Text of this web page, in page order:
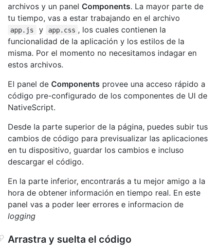
archivos y un panel Components. La mayor parte de
tu tiempo, vas a estar trabajando en el archivo
app.js y app.css , los cuales contienen la
funcionalidad de la aplicación y los estilos de la
misma. Por el momento no necesitamos indagar en
estos archivos.
El panel de Components provee una acceso rápido a
código pre-configurado de los componentes de UI de
NativeScript.
Desde la parte superior de la página, puedes subir tus
cambios de código para previsualizar las aplicaciones
en tu dispositivo, guardar los cambios e incluso
descargar el código.
En la parte inferior, encontrarás a tu mejor amigo a la
hora de obtener información en tiempo real. En este
panel vas a poder leer errores e informacion de
logging
Arrastra y suelta el código